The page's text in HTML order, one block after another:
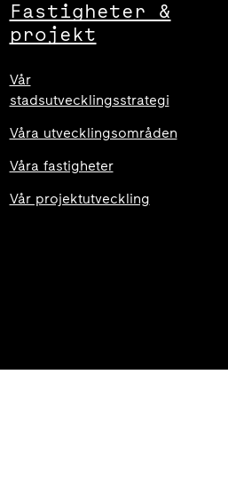
Fastigheter &
projekt
Vår
stadsutvecklingsstrategi
Våra utvecklingsområden
Våra fastigheter
Vår projektutveckling